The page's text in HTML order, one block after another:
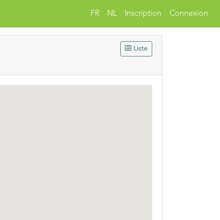
FR NL Inscription Connexion
Liste